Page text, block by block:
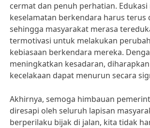
cermat dan penuh perhatian. Edukasi
keselamatan berkendara harus terus
sehingga masyarakat merasa
termotivasi untuk melakukan
kebiasaan berkendara mereka.
meningkatkan kesadaran,
kecelakaan dapat menurun secara
Akhirnya, semoga himbauan
diresapi oleh seluruh lapisan
berperilaku bijak di jalan, kita tidak